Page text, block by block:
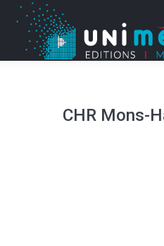
CHR Mons-